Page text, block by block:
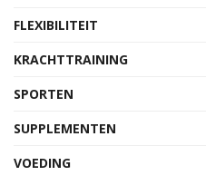
FLEXIBILITEIT
KRACHTTRAINING
SPORTEN
SUPPLEMENTEN
VOEDING